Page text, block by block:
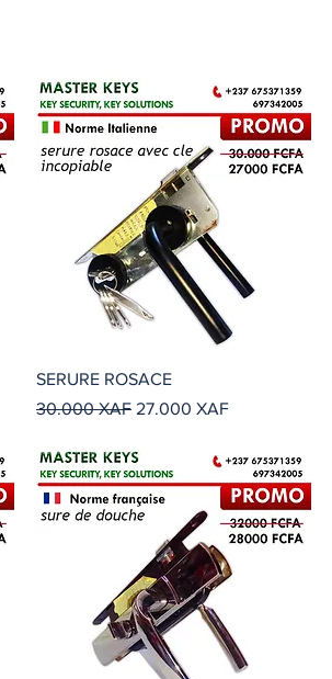
SERURE ROSACE
Precio
30.000 XAF Precio de oferta
27.000 XAF